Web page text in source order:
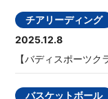
チアリーディング
2025.12.8
【バディスポーツ
バスケットボール